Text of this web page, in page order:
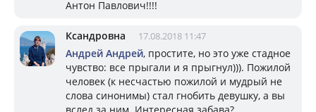
Антон Павлович!!!!
Ксандровна 17.08.2018 11:47
Андрей Андрей, простите, но это уже стадное
чувство: все прыгали и я прыгнул))). Пожилой
человек (к несчастью пожилой и мудрый не
слова синонимы) стал гнобить девушку, а вы